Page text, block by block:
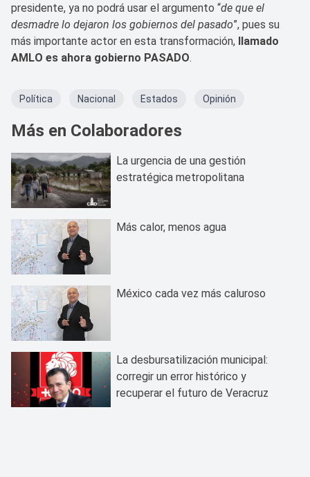
presidente, ya no podrá usar el argumento “de que el
desmadre lo dejaron los gobiernos del pasado”, pues su
más importante actor en esta transformación, llamado
AMLO es ahora gobierno PASADO.
Política Nacional Estados Opinión
Más en Colaboradores
La urgencia de una gestión
estratégica metropolitana
Más calor, menos agua
México cada vez más caluroso
La desbursatilización municipal:
corregir un error histórico y
recuperar el futuro de Veracruz